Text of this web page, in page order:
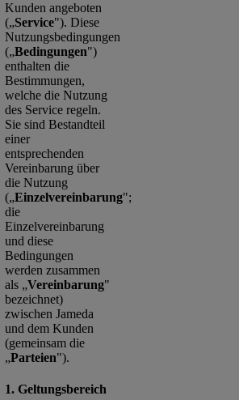
Kunden angeboten
(„Service"). Diese
Nutzungsbedingungen
(„Bedingungen")
enthalten die
Bestimmungen,
welche die Nutzung
des Service regeln.
Sie sind Bestandteil
einer
entsprechenden
Vereinbarung über
die Nutzung
(„Einzelvereinbarung";
die
Einzelvereinbarung
und diese
Bedingungen
werden zusammen
als „Vereinbarung"
bezeichnet)
zwischen Jameda
und dem Kunden
(gemeinsam die
„Parteien").
1. Geltungsbereich